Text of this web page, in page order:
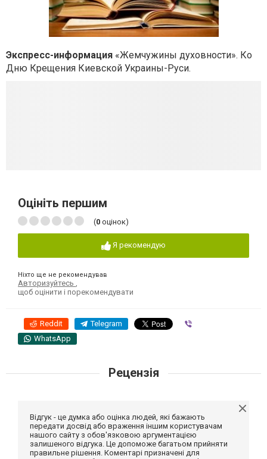
Экспресс-информация «Жемчужины духовности». Ко
Дню Крещения Киевской Украины-Руси.
Оцініть першим
(0 оцінок)
Я рекомендую
Ніхто ще не рекомендував
Авторизуйтесь
щоб оцінити і порекомендувати
Reddit Telegram
WhatsApp
Рецензія
Відгук - це думка або оцінка людей, які бажають
передати досвід або враження іншим користувачам
нашого сайту з обов'язковою аргументацією
залишеного відгука. Це допоможе багатьом прийняти
правильне рішення. Коментарі призначені для